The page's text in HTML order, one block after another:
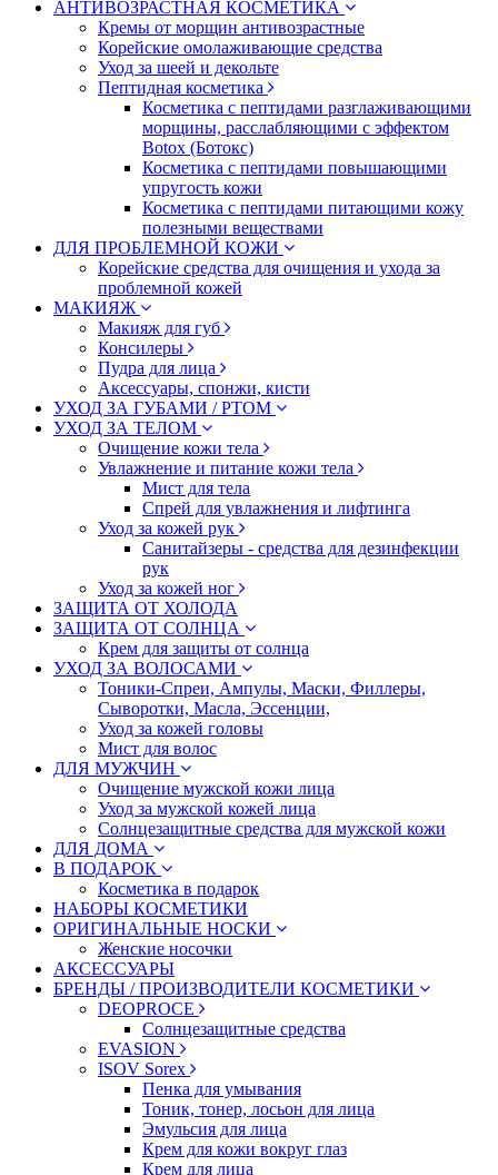
АНТИВОЗРАСТНАЯ КОСМЕТИКА
Кремы от морщин антивозрастные
Корейские омолаживающие средства
Уход за шеей и декольте
Пептидная косметика
Косметика с пептидами разглаживающими
морщины, расслабляющими с эффектом
Botox (Ботокс)
Косметика с пептидами повышающими
упругость кожи
Косметика с пептидами питающими кожу
полезными веществами
ДЛЯ ПРОБЛЕМНОЙ КОЖИ
Корейские средства для очищения и ухода за
проблемной кожей
МАКИЯЖ
Макияж для губ
Консилеры
Пудра для лица
Аксессуары, спонжи, кисти
УХОД ЗА ГУБАМИ / РТОМ
УХОД ЗА ТЕЛОМ
Очищение кожи тела
Увлажнение и питание кожи тела
Мист для тела
Спрей для увлажнения и лифтинга
Уход за кожей рук
Санитайзеры - средства для дезинфекции
рук
Уход за кожей ног
ЗАЩИТА ОТ ХОЛОДА
ЗАЩИТА ОТ СОЛНЦА
Крем для защиты от солнца
УХОД ЗА ВОЛОСАМИ
Тоники-Спреи, Ампулы, Маски, Филлеры,
Сыворотки, Масла, Эссенции,
Уход за кожей головы
Мист для волос
ДЛЯ МУЖЧИН
Очищение мужской кожи лица
Уход за мужской кожей лица
Солнцезащитные средства для мужской кожи
ДЛЯ ДОМА
В ПОДАРОК
Косметика в подарок
НАБОРЫ КОСМЕТИКИ
ОРИГИНАЛЬНЫЕ НОСКИ
Женские носочки
АКСЕССУАРЫ
БРЕНДЫ / ПРОИЗВОДИТЕЛИ КОСМЕТИКИ
DEOPROCE
Солнцезащитные средства
EVASION
ISOV Sorex
Пенка для умывания
Тоник, тонер, лосьон для лица
Эмульсия для лица
Крем для кожи вокруг глаз
Крем для лица